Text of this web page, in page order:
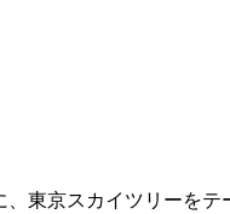
東京スカイツリーを